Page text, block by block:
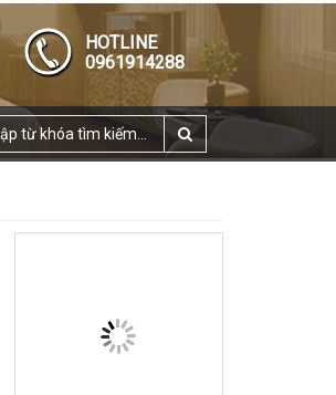
HOTLINE
0961914288